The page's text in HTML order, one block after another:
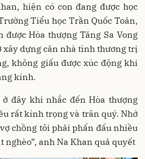
hiện có con đang được học
Tiểu học Trần Quốc Toản,
Hòa thượng Tăng Sa Vong
xây dựng căn nhà tình thương trị
không giấu được xúc động khi
kính.
ở đây khi nhắc đến Hòa thượng
rất kính trọng và trân quý. Nhớ
chồng tôi phải phấn đấu nhiều
nghèo”, anh Na Khan quả quyết